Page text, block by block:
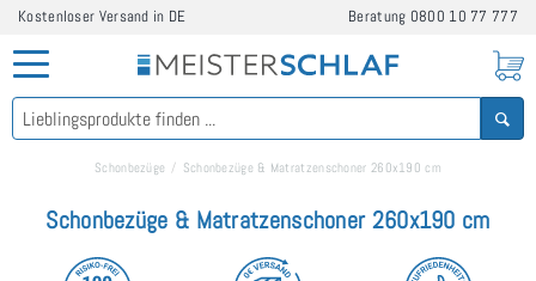
Kostenloser Versand in DE Beratung 0800 10 77 777
Schonbezüge Schonbezüge & Matratzenschoner 260x190 cm
Schonbezüge & Matratzenschoner 260x190 cm